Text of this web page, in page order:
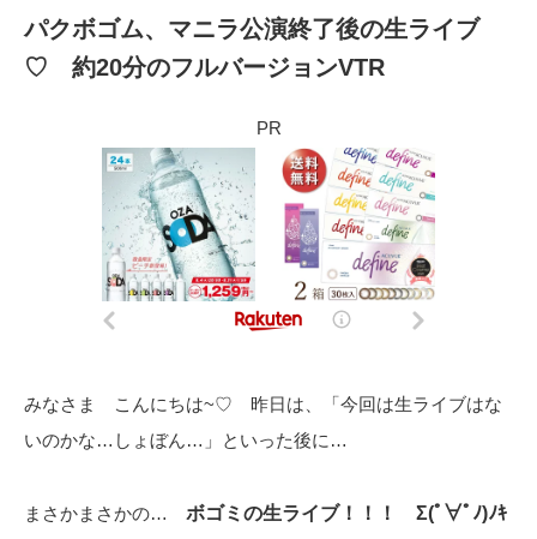
パクボゴム、マニラ公演終了後の生ライブ
♡ 約20分のフルバージョンVTR
PR
みなさま こんにちは~♡ 昨日は、「今回は生ライブはな
いのかな…しょぼん…」といった後に…
まさかまさかの… ボゴミの生ライブ！！！ Σ(ﾟ∀ﾟﾉ)ﾉｷ